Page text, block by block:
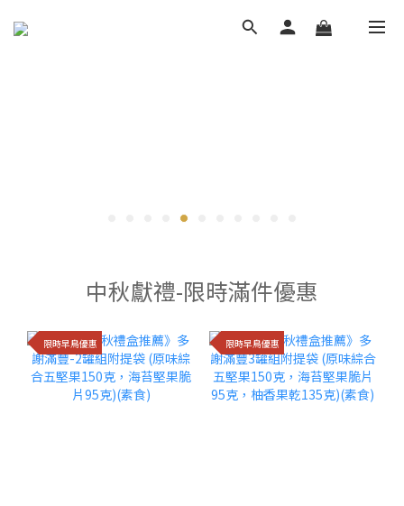
中秋獻禮-限時滿件優惠
限時早鳥優惠 限時早鳥優惠